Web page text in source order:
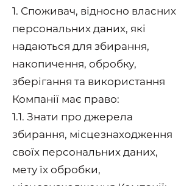
1. Споживач, відносно власних
персональних даних, які
надаються для збирання,
накопичення, обробку,
зберігання та використання
Компанії має право:
1.1. Знати про джерела
збирання, місцезнаходження
своїх персональних даних,
мету їх обробки,